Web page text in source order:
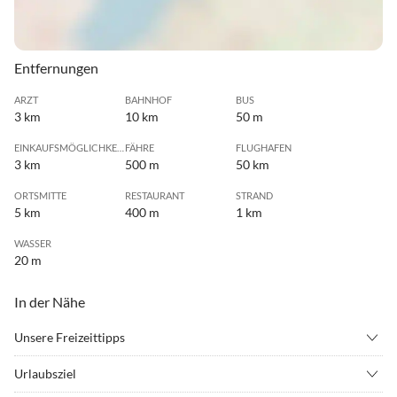
Entfernungen
ARZT
3 km
BAHNHOF
10 km
BUS
50 m
3 km
FÄHRE
500 m
FLUGHAFEN
50 km
ORTSMITTE
5 km
RESTAURANT
400 m
STRAND
1 km
WASSER
20 m
In der Nähe
Unsere Freizeittipps
Urlaubsziel